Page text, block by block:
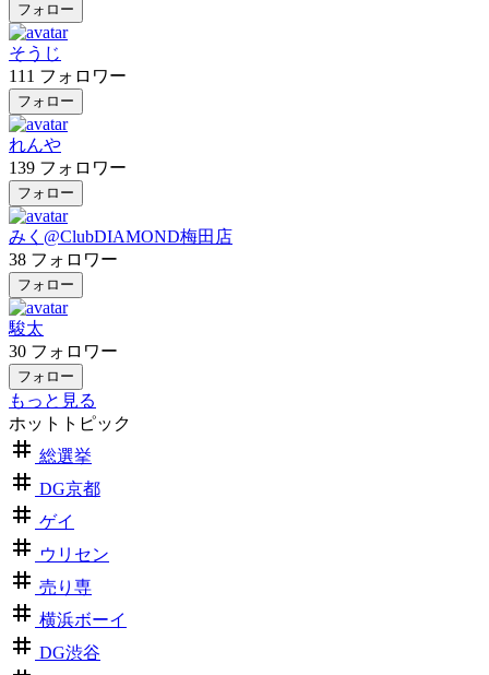
フォロー
そうじ
111 フォロワー
フォロー
れんや
139 フォロワー
フォロー
みく@ClubDIAMOND梅田店
38 フォロワー
フォロー
駿太
30 フォロワー
フォロー
もっと見る
ホットトピック
総選挙
DG京都
ゲイ
ウリセン
売り専
横浜ボーイ
DG渋谷